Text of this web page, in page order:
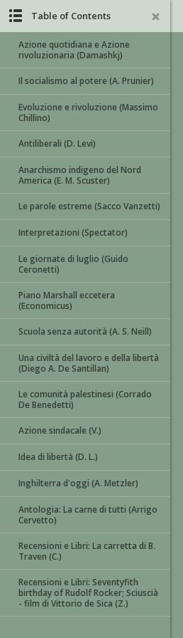
Table of Contents
Azione quotidiana e Azione
rivoluzionaria (Damashkj)
Il socialismo al potere (A. Prunier)
Evoluzione e rivoluzione (Massimo
Chillino)
Antiliberali (D. Levi)
Anarchismo indigeno del Nord
America (E. M. Scuster)
Le parole estreme (Sacco Vanzetti)
Interpretazioni (Spectator)
Le giornate di luglio (Guido
Ceronetti)
Piano Marshall eccetera
(Economicus)
Scuola senza autorità (A. S. Neill)
Una civiltà del lavoro e della libertà
(Diego A. De Santillan)
Le comunità palestinesi (Corrado
De Benedetti)
Azione sindacale (V.)
Idea di libertà (D. L.)
Inghilterra d'oggi (A. Metzler)
Antologia: La carne di tutti (Arrigo
Cervetto)
Recensioni e Libri: La carretta di B.
Traven (C.)
Recensioni e Libri: Seventyfith
birthday of Rudolf Rocker; Sciuscià
- film di Vittorio de Sica (Z.)